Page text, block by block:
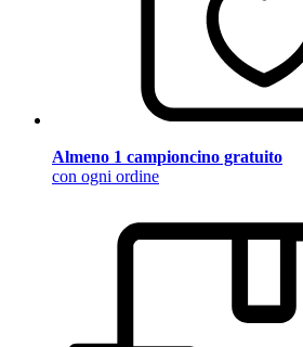
Almeno 1 campioncino gratuito
con ogni ordine